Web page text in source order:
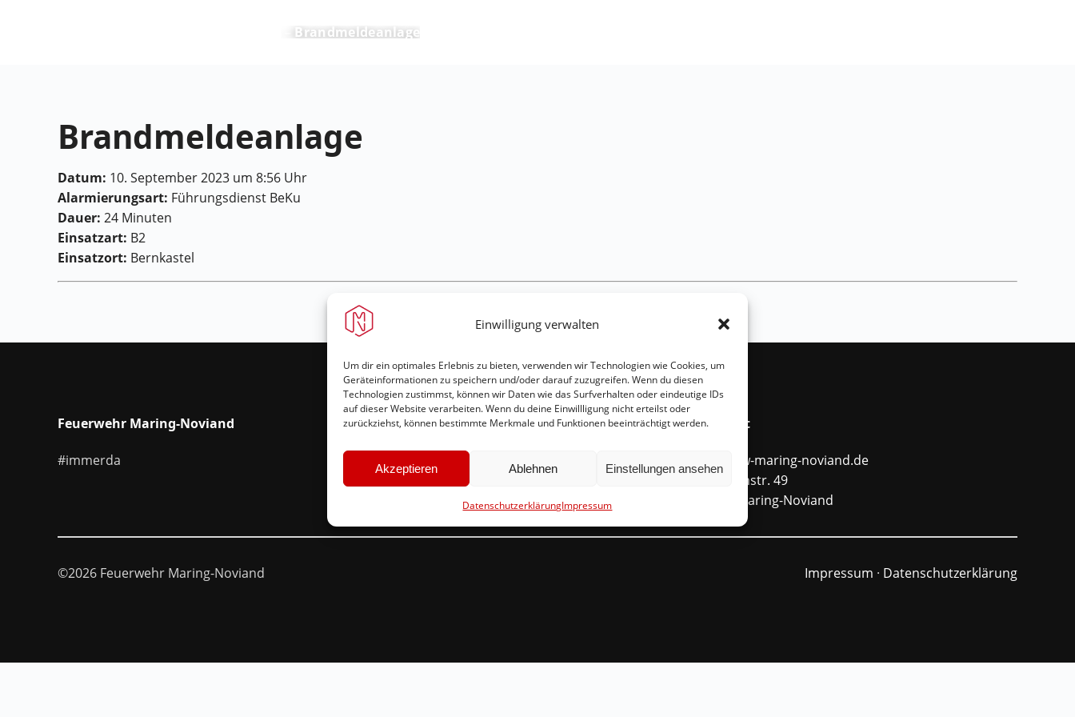
Einwilligung verwalten
Um dir ein optimales Erlebnis zu bieten, verwenden wir Technologien wie Cookies, um
Geräteinformationen zu speichern und/oder darauf zuzugreifen. Wenn du diesen
Technologien zustimmst, können wir Daten wie das Surfverhalten oder eindeutige IDs
auf dieser Website verarbeiten. Wenn du deine Einwillligung nicht erteilst oder
zurückziehst, können bestimmte Merkmale und Funktionen beeinträchtigt werden.
Akzeptieren Ablehnen Einstellungen ansehen
DatenschutzerklärungImpressum
Brandmeldeanlage
Brandmeldeanlage
Datum: 10. September 2023 um 8:56 Uhr
Alarmierungsart: Führungsdienst BeKu
Dauer: 24 Minuten
Einsatzart: B2
Einsatzort: Bernkastel
Feuerwehr Maring-Noviand
#immerda
Schnellinks
Instagram
Facebook
Mitglied werden
Kontakt
info@ffw-maring-noviand.de
Brunnenstr. 49
54484 Maring-Noviand
©2026 Feuerwehr Maring-Noviand Impressum · Datenschutzerklärung